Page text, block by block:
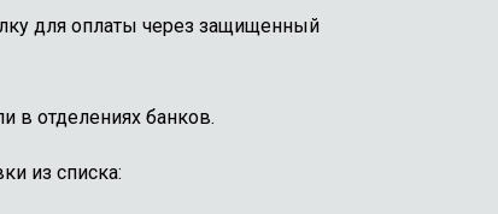
для оплаты через защищенный
в отделениях банков.
из списка: